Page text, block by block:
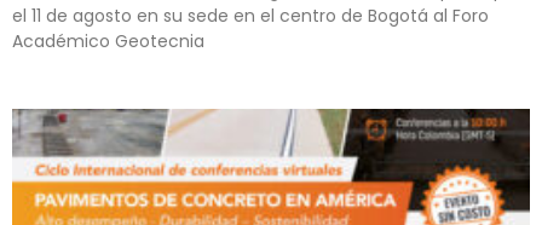
el 11 de agosto en su sede en el centro de Bogotá al Foro
Académico Geotecnia